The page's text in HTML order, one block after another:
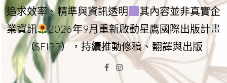
追求效率、精準與資訊透明
其內容並非真實企
業資訊
2026年9月重新啟動星鷹國際出版計畫
（SEIPP），持續推動修稿、翻譯與出版
Facebook
Instagram